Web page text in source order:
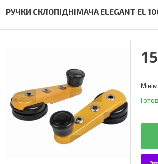
РУЧКИ СКЛОПІДНІМАЧА ELEGANT EL